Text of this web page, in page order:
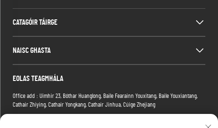
CATAGÓIR TÁIRGE
NAISC GHASTA
EOLAS TEAGMHÁLA
Office add : Uimhir 23, Bóthar Huanglong, Baile Fearainn Youxitang, Baile Youxiantang,
Cathair Zhiying, Cathair Yongkang, Cathair Jinhua, Cúige Zhejiang